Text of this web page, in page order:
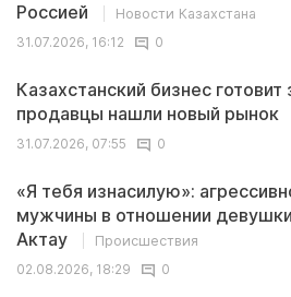
Россией
Новости Казахстана
31.07.2026, 16:12
0
Казахстанский бизнес
продавцы нашли новый рынок
31.07.2026, 07:55
0
«Я тебя изнасилую»:
мужчины в отношении
Актау
Происшествия
02.08.2026, 18:29
0